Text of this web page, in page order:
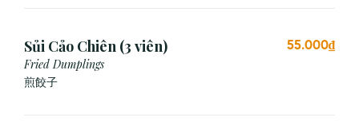
Sủi Cảo Chiên (3 viên)
Fried Dumplings
煎餃子
55.000₫